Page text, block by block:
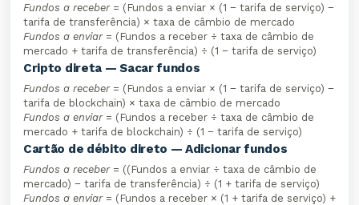
Fundos a receber= (Fundos a enviar × (1 − tarifa de serviço) −
tarifa de transferência) × taxa de câmbio de mercado
Fundos a enviar= (Fundos a receber ÷ taxa de câmbio de
mercado + tarifa de transferência) ÷ (1 − tarifa de serviço)
Cripto direta — Sacar fundos
Fundos a receber= (Fundos a enviar × (1 − tarifa de serviço) −
tarifa de blockchain) × taxa de câmbio de mercado
Fundos a enviar= (Fundos a receber ÷ taxa de câmbio de
mercado + tarifa de blockchain) ÷ (1 − tarifa de serviço)
Cartão de débito direto — Adicionar fundos
Fundos a receber= ((Fundos a enviar ÷ taxa de câmbio de
mercado) − tarifa de transferência) ÷ (1 + tarifa de serviço)
Fundos a enviar= (Fundos a receber × (1 + tarifa de serviço) +